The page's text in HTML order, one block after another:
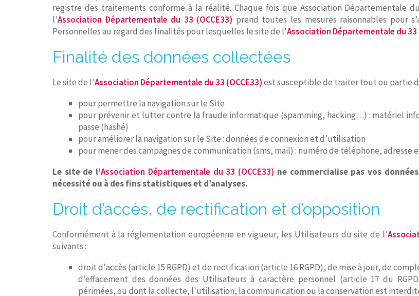
registre des traitements conforme à la réalité. Chaque fois que Association Départementale
l'Association Départementale du 33 (OCCE33) prend toutes les mesures raisonnables pour
Personnelles au regard des finalités pour lesquelles le site de l'Association Départementale du 33
Finalité des données collectées
Le site de l'Association Départementale du 33 (OCCE33)est susceptible de traiter tout ou partie
pour permettre la navigation sur le Site
pour prévenir et lutter contre la fraude informatique (spamming, hacking…) : matériel
passe (hashé)
pour améliorer la navigation sur le Site : données de connexion et d’utilisation
pour mener des campagnes de communication (sms, mail) : numéro de téléphone, adresse
Le site de l'Association Départementale du 33 (OCCE33) ne commercialise pas vos
nécessité ou à des fins statistiques et d’analyses.
Droit d’accès, de rectification et d’opposition
Conformément à la réglementation européenne en vigueur, les Utilisateurs du site de l'
suivants :
droit d'accès (article 15 RGPD) et de rectification (article 16 RGPD), de mise à jour, de
d’effacement des données des Utilisateurs à caractère personnel (article 17 du
périmées, ou dont la collecte, l'utilisation, la communication ou la conservation est